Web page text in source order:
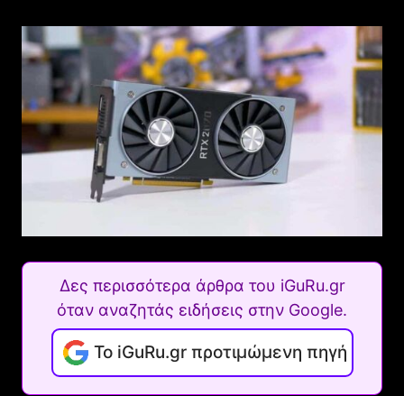
Δες περισσότερα άρθρα του iGuRu.gr
όταν αναζητάς ειδήσεις στην Google.
Το iGuRu.gr προτιμώμενη πηγή